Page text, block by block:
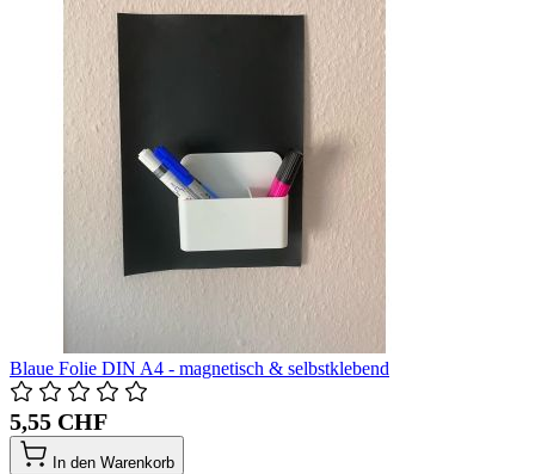
Blaue Folie DIN A4 - magnetisch & selbstklebend
5,55 CHF
In den Warenkorb